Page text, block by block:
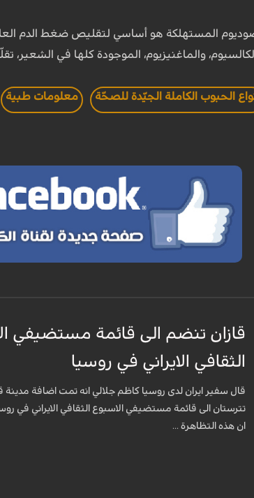
المستهلكة هو أساسي لتقليص ضغط الدم
والماغنيزيوم، الموجودة كلها في
الحبوب الكاملة الجيّدة للصحّة معلومات طبية
قازان تنضم الى قائمة مستضيفي
الثقافي الايراني في روسيا
قال سفير ايران لدى روسيا كاظم جلالي انه تمت اضافة مدينة
تترستان الى قائمة مستضيفي الاسبوع الثقافي الايراني في
ان هذه التظاهرة ...